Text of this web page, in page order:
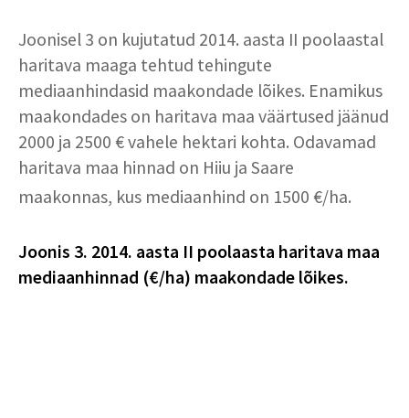
Joonisel 3 on kujutatud 2014. aasta II poolaastal
haritava maaga tehtud tehingute
mediaanhindasid maakondade lõikes. Enamikus
maakondades on haritava maa väärtused jäänud
2000 ja 2500 € vahele hektari kohta. Odavamad
haritava maa hinnad on Hiiu ja Saare
maakonnas, kus mediaanhind on 1500 €/ha.
Joonis 3. 2014. aasta II poolaasta haritava maa
mediaanhinnad (€/ha) maakondade lõikes.